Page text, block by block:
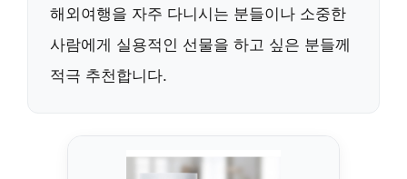
해외여행을 자주 다니시는 분들이나 소중한
사람에게 실용적인 선물을 하고 싶은 분들께
적극 추천합니다.